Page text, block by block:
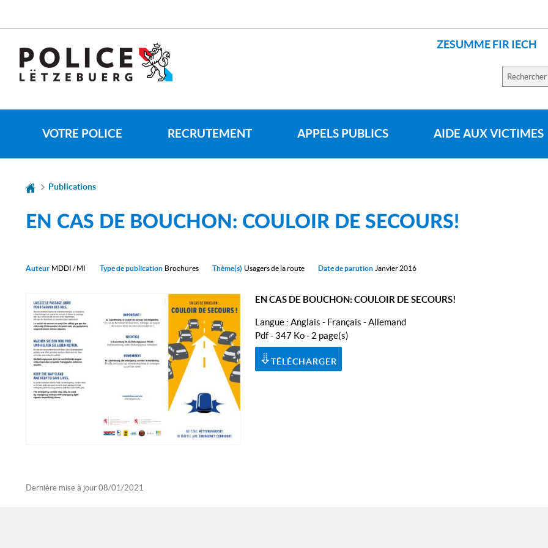
navigation
ZESUMME FIR IECH
DE
LANGUE
VOTRE POLICE RECRUTEMENT APPELS PUBLICS AIDE AUX VICTIMES
sur
site
Publications
EN CAS DE BOUCHON: COULOIR DE SECOURS!
Auteur MDDI / MI Type de publication Brochures Thème(s) Usagers de la route Date de parution Janvier 2016
EN CAS DE BOUCHON: COULOIR DE SECOURS!
Langue : Anglais - Français - Allemand
Pdf - 347 Ko - 2 page(s)
TÉLÉCHARGER
Dernière mise à jour 08/01/2021